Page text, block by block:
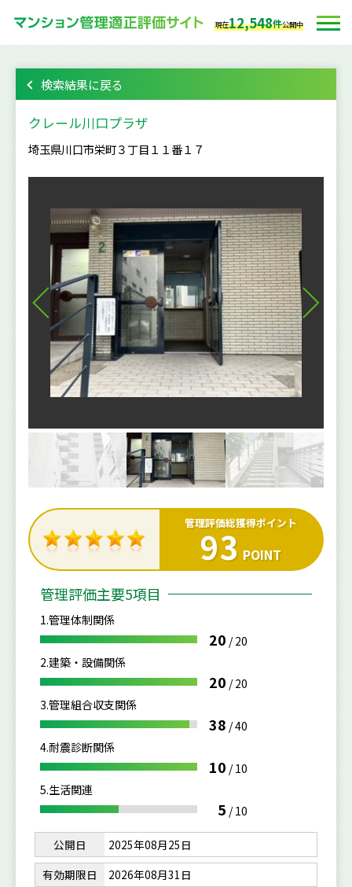
現在12,548件公開中
検索結果に戻る
クレール川口プラザ
埼玉県川口市栄町３丁目１１番１７
管理評価総獲得ポイント
93 POINT
管理評価主要5項目
1.管理体制関係
20 /20
2.建築・設備関係
20 /20
3.管理組合収支関係
38 /40
4.耐震診断関係
10 /10
5.生活関連
5 /10
公開日
2025年08月25日
有効期限日
2026年08月31日